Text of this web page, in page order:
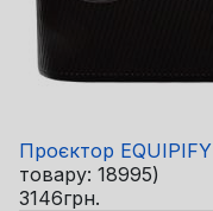
Проєктор
товару: 18995)
3146грн.